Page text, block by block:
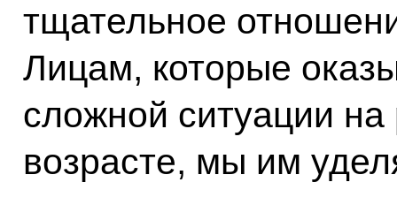
тщательное
Лицам, которые
сложной ситуации
возрасте, мы им